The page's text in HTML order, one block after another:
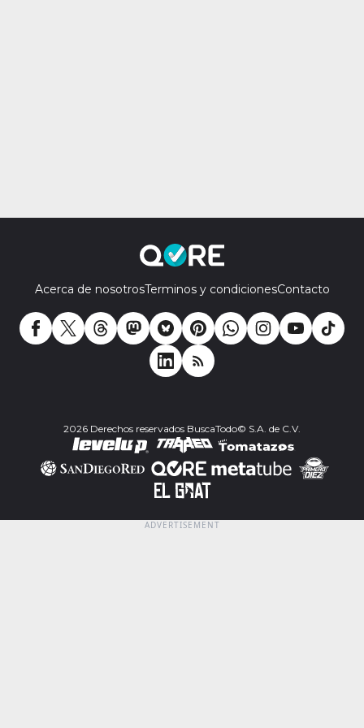
Acerca de nosotrosTerminos y condicionesContacto
2026 Derechos reservados BuscaTodo© S.A. de C.V.